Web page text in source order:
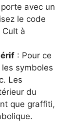
avec un
le code
à
: Pour ce
symboles
Les
du
que graffiti,